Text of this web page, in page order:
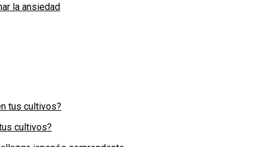
la ansiedad
cultivos?